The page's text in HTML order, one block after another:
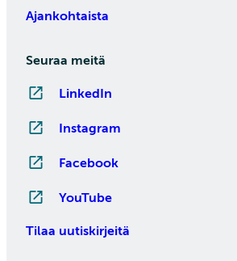
Ajankohtaista
Seuraa meitä
LinkedIn
Instagram
Facebook
YouTube
Tilaa uutiskirjeitä